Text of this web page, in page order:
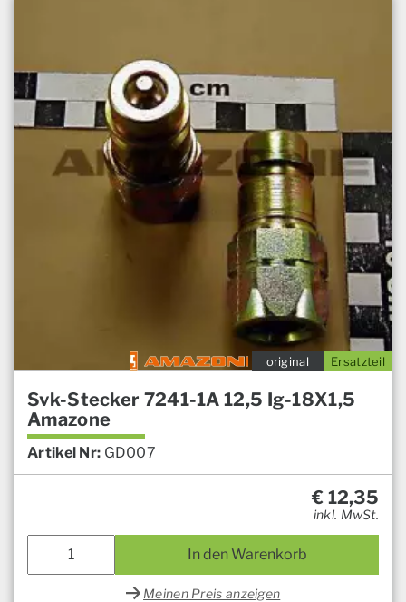
Ersatzteil
original
Svk-Stecker 7241-1A 12,5 Ig-18X1,5
Amazone
Artikel Nr: GD007
€ 12,35
inkl. MwSt.
In den Warenkorb
Meinen Preis anzeigen